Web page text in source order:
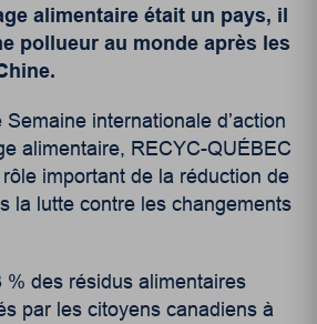
alimentaire était un pays, il
pollueur au monde après les
internationale d’action
alimentaire, RECYC-QUÉBEC
important de la réduction de
la lutte contre les changements
% des résidus alimentaires
par les citoyens canadiens à